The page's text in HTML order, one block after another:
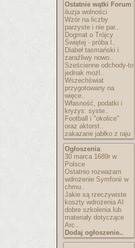
Ostatnie wątki Forum:
iluzja wolności
Wzór na liczby
parzyste i nie par..
Dogmat o Trójcy
Świętej - próba l..
Diabeł tasmański i
zaraźliwy nowo..
Sześcienne odchody-to
jednak możl..
Wszechświat
przygotowany na
więce..
Własność, podatki i
kryzys: syste..
Football i "okolice"
oraz aktorst..
zakazane jabłko z raju
Ogłoszenia:
30 marca 1689r w
Polsce
Ostatnio rozważam
wdrożenie Symfonii w
chmu..
Jakie są rzeczywiste
koszty wdrożenia AI
dobre szkolenia lub
materiały dotyczące
Arc..
Dodaj ogłoszenie..